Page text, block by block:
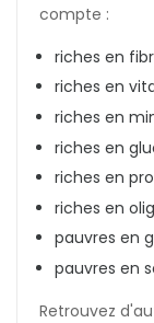
compte :
riches en
riches en
riches en
riches en
riches en
riches en
pauvres en
pauvres en
Retrouvez